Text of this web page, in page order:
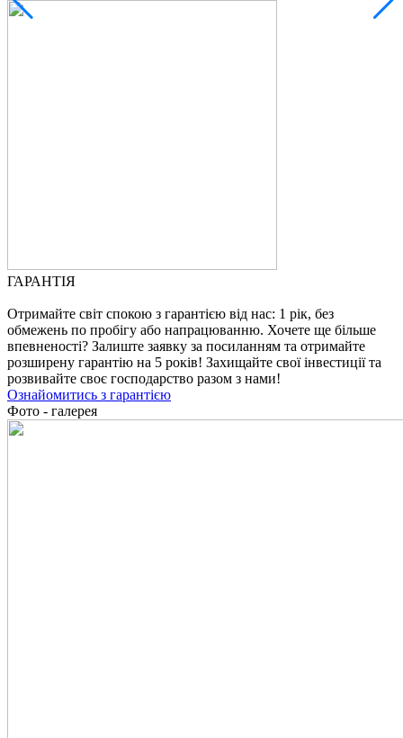
ГАРАНТІЯ
Отримайте світ спокою з гарантією від нас: 1 рік, без
обмежень по пробігу або напрацюванню. Хочете ще більше
впевненості? Залиште заявку за посиланням та отримайте
розширену гарантію на 5 років! Захищайте свої інвестиції та
розвивайте своє господарство разом з нами!
Ознайомитись з гарантією
Фото - галерея